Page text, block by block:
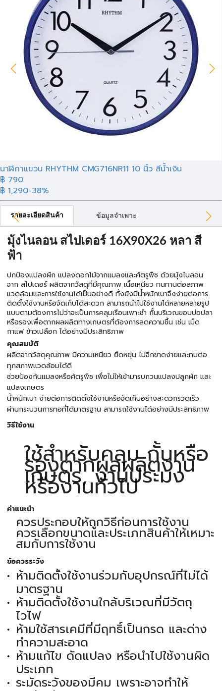
นาฬิกาแขวน RHYTHM CMG716NR11 10 นิ้ว สีน้ำเงิน
฿ 790
฿ 1,290-38%
รายละเอียดสินค้า ข้อมูลจำเพาะ
มุ้งไนลอน สไปเดอร์ 16X90X26 หลา สี
ฟ้า
ปกป้องแปลงผัก แปลงดอกไม้จากแมลงและศัตรูพืช ด้วยมุ้งไนลอน
จาก สไปเดอร์ ผลิตจากวัสดุที่มีคุณภาพ เนื้อเหนียว ทนทานต่อสภาพ
แวดล้อมและการใช้งานได้เป็นอย่างดี ทั้งยังมีน้ำหนักเบาจึงง่ายต่อการ
ติดตั้งใช้งานหรือจัดเก็บได้สะดวก สามารถนำไปใช้งานได้หลายหลายรูป
แบบตามต้องการไม่ว่าจะเป็นการคลุมเรือนเพาะชำ กั้นบริเวณขอบบ่อปลา
หรือรองเพื่อตากผลผลิตทางเกษตรที่ต้องการลดความชื้น เช่น เม็ด
กาแฟ ข้าวเปลือก ได้อย่างมีประสิทธิภาพ
คุณสมบัติ
ผลิตจากวัสดุคุณภาพ มีความเหนียว ยืดหยุ่น ไม่ฉีกขาดง่ายและทนต่อ
ทุกสภาพแวดล้อมได้ดี
ช่วยป้องกันแมลงหรือศัตรูพืช เพื่อไม่ให้เข้ามารบกวนแปลงปลูกผัก และ
แปลงเกษตร
น้ำหนักเบา ง่ายต่อการติดตั้งใช้งานหรือจัดเก็บอย่างสะดวกรวดเร็ว
ผ่านกระบวนการทอที่ได้มาตรฐาน สามารถใช้งานได้อย่างมีประสิทธิภาพ
วิธีใช้งาน
ใช้สำหรับคลุม กั้นหรือ
รองตากผลผลิตงาน
เกษตร, งานประมง
หรืองานทั่วไป
คำแนะนำ
ควรประกอบให้ถูกวิธีก่อนการใช้งาน
ควรเลือกขนาดและประเภทสินค้าให้เหมาะ
สมกับการใช้งาน
ข้อควรระวัง
ห้ามติดตั้งใช้งานร่วมกับอุปกรณ์ที่ไม่ได้
มาตรฐาน
ห้ามติดตั้งใช้งานใกล้บริเวณที่มีวัตถุ
ไวไฟ
ห้ามใช้สารเคมีที่มีฤทธิ์เป็นกรด และด่าง
ทำความสะอาด
ห้ามแก้ไข ดัดแปลง หรือนำไปใช้งานผิด
ประเภท
ระมัดระวังของมีคม เพราะอาจทำให้